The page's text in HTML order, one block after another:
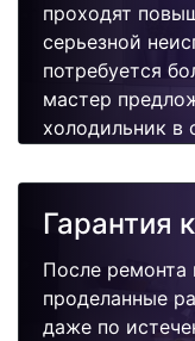
проходят
серьезной
потребуется
мастер
холодильник в
Гарантия
После ремонта
проделанные
даже по